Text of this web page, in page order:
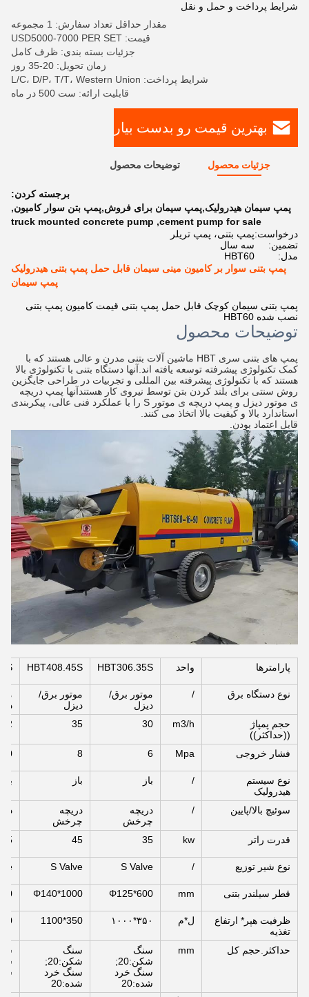
شرایط پرداخت و حمل و نقل
مقدار حداقل تعداد سفارش: 1 مجموعه
قیمت: USD5000-7000 PER SET
جزئیات بسته بندی: ظرف کامل
زمان تحویل: 20-35 روز
شرایط پرداخت: L/C، D/P، T/T، Western Union
قابلیت ارائه: ست 500 در ماه
بهترین قیمت رو بدست بیار
جزئیات محصول توضیحات محصول
برجسته کردن:
پمپ سیمان هیدرولیک,پمپ سیمان برای فروش,پمپ بتن سوار کامیون,
cement pump for sale
,
truck mounted concrete pump
درخواست:پمپ بتنی، پمپ تریلر
تضمین:
سه سال
مدل:
HBT60
پمپ بتنی سوار بر کامیون مینی سیمان قابل حمل پمپ بتنی هیدرولیک
پمپ سیمان
پمپ بتنی سیمان کوچک قابل حمل پمپ بتنی قیمت کامیون پمپ بتنی
نصب شده HBT60
توضیحات محصول
پمپ های بتنی سری HBT ماشین آلات بتنی مدرن و عالی هستند که با
کمک تکنولوژی پیشرفته توسعه یافته اند.آنها دستگاه بتنی با تکنولوژی بالا
هستند که با تکنولوژی پیشرفته بین المللی و تجربیات در طراحی جایگزین
روش سنتی برای بلند کردن بتن توسط نیروی کار هستندآنها پمپ دریچه
ی موتور دیزل و پمپ دریچه ی موتور S را با عملکرد فنی عالی، پیکربندی
استاندارد بالا و کیفیت بالا اتخاذ می کنند.
قابل اعتماد بودن.
پارامترها واحد HBT306.35S
HBT408.45S
نوع دستگاه برق /
موتور برق/
دیزل
موتور برق/
دیزل
حجم پمپاژ
((حداکثر))
m3/h
30
35
52
فشار خروجی Mpa
6
8
10
نوع سیستم
هیدرولیک
/ باز باز باز
سوئیچ بالا/پایین /
دریچه
چرخش
دریچه
چرخش
قدرت راتر kw
35
45
55
نوع شیر توزیع /
S Valve
S Valve
قطر سیلندر بتنی mm
Φ125*600
Φ140*1000
ظرفیت هپر* ارتفاع
تغذیه
ل*م ۳۵۰*۱۰۰۰ 350*1100
حداکثر.حجم کل mm
سنگ
شکن:20;
سنگ خرد
شده:20
سنگ
شکن:20;
سنگ خرد
شده:20